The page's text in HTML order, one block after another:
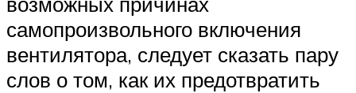
самопроизвольного включения
вентилятора, следует сказать пару
слов о том, как их предотвратить